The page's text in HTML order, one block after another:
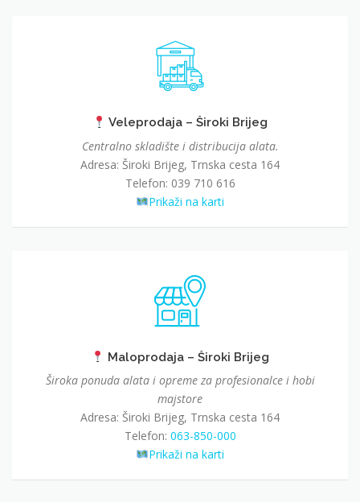
Veleprodaja – Široki Brijeg
Centralno skladište i distribucija alata.
Adresa: Široki Brijeg, Trnska cesta 164
Telefon: 039 710 616
Prikaži na karti
Maloprodaja – Široki Brijeg
Široka ponuda alata i opreme za profesionalce i hobi
majstore
Adresa: Široki Brijeg, Trnska cesta 164
Telefon: 063-850-000
Prikaži na karti